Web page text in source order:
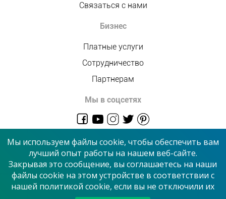
Связаться с нами
Бизнес
Платные услуги
Сотрудничество
Партнерам
Мы в соцсетях
© 2026 “Сервисный центр”
Принимаем к оплате
Мы используем файлы cookie, чтобы обеспечить вам
лучший опыт работы на нашем веб-сайте.
Закрывая это сообщение, вы соглашаетесь на наши
файлы cookie на этом устройстве в соответствии с
нашей политикой cookie, если вы не отключили их